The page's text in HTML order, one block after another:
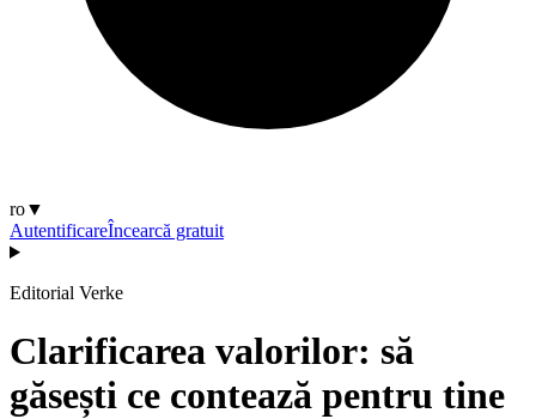
ro▼
AutentificareÎncearcă gratuit
Editorial Verke
Clarificarea valorilor: să
găsești ce contează pentru tine